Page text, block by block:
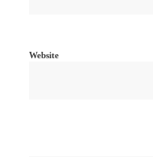
Website